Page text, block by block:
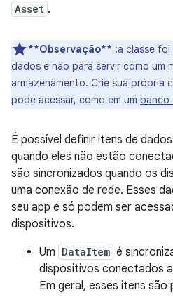
Asset .
**Observação** :a classe
dados e não para servir como um
armazenamento. Crie sua própria
pode acessar, como em um banco
É possível definir itens de
quando eles não estão
são sincronizados quando os
uma conexão de rede. Esses
seu app e só podem ser
dispositivos.
Um DataItem é
dispositivos conectados
Em geral, esses itens são